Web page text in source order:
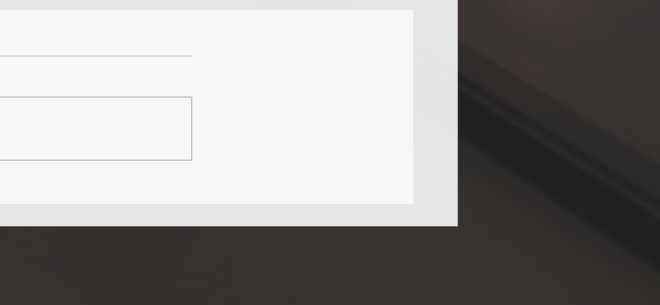
Imobiliário: Casas Menores,